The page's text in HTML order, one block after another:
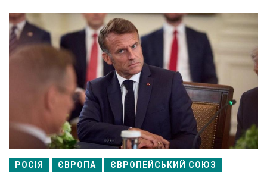
РОСІЯ ЄВРОПА ЄВРОПЕЙСЬКИЙ СОЮЗ